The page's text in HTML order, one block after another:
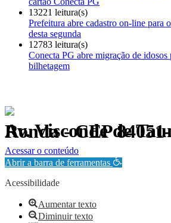
13221 leitura(s)
Prefeitura abre cadastro on-line para
desta segunda
12783 leitura(s)
Conecta PG abre migração de idosos
bilhetagem
Av. Visconde de Taunay, 950 - Ronda - CEP
Política de Privacidade.
Acessar o conteúdo
Abrir a barra de ferramentas
Acessibilidade
Aumentar texto
Diminuir texto